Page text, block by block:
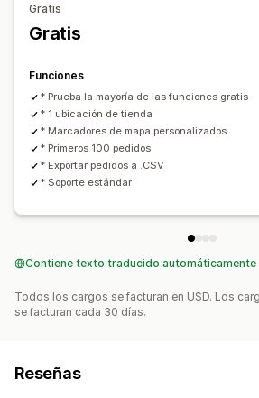
Informes y
Seguimiento de compra
Imágenes e informes
Mapas de calor
Panel de control de informes y
Paneles de control personalizados
Análisis históricos Previsión
Gratis
Gratis
Funciones
* Prueba la mayoría de las funciones gratis
* 1 ubicación de tienda
* Marcadores de mapa personalizados
* Primeros 100 pedidos
* Exportar pedidos a .CSV
* Soporte estándar
Contiene texto traducido automáticamente
Todos los cargos se facturan en USD. Los
se facturan cada 30 días.
Reseñas